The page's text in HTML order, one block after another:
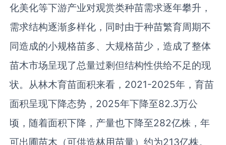
化美化等下游产业对观赏类种苗需求逐年攀升，
需求结构逐渐多样化，同时由于种苗繁育周期不
同造成的小规格苗多、大规格苗少，造成了整体
苗木市场呈现了总量过剩但结构性供给不足的现
状。从林木育苗面积来看，2021-2025年，育苗
面积呈现下降态势，2025年下降至82.3万公
顷，随着面积下降，产量也下降至282亿株，年
可出圃苗木（可供造林用苗量）约为213亿株。